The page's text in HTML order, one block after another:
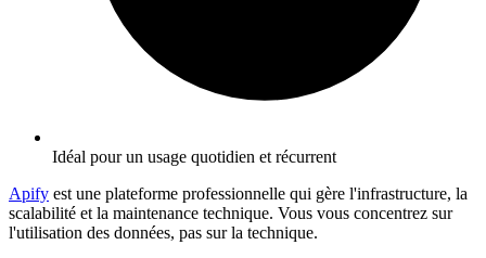
Idéal pour un usage quotidien et récurrent
Apify est une plateforme professionnelle qui gère l'infrastructure, la
scalabilité et la maintenance technique. Vous vous concentrez sur
l'utilisation des données, pas sur la technique.